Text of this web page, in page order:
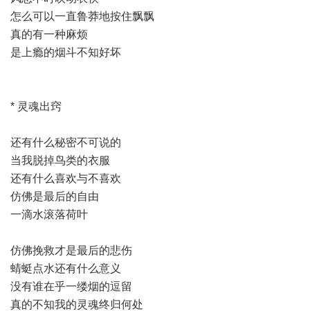
怎么可以一直鲁莽地按住飘飘
真的有一种麻烦
是上瘾的烟斗不知好坏
* 灵魂出窍
还有什么秘密不可说的
当我脱掉鸟类的衣服
还有什么喜欢与不喜欢
仿佛是最后的自由
一滴水滚落荷叶
仿佛挽救才是最后的悲伤
蜻蜓点水还有什么意义
没有谁在乎一缕烟的逗留
真的不知我的灵魂终归何处